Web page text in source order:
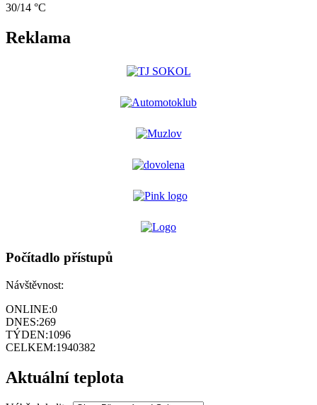
30/14 °C
Reklama
Počítadlo přístupů
Návštěvnost:
ONLINE:0
DNES:269
TÝDEN:1096
CELKEM:1940382
Aktuální teplota